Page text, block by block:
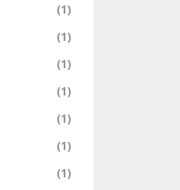
(1)
(1)
(1)
(1)
(1)
(1)
(1)